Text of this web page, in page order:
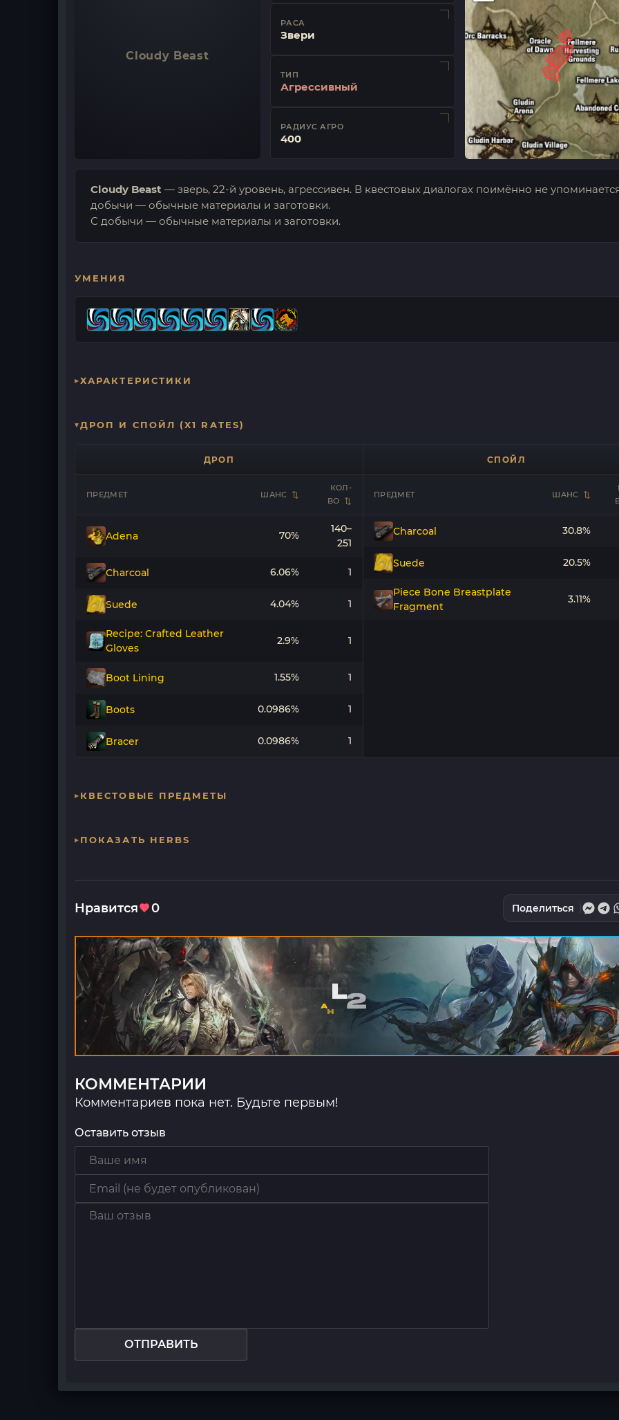
Cloudy Beast
РАСА
Звери
ТИП
Агрессивный
РАДИУС АГРО
400
Cloudy Beast — зверь, 22-й уровень, агрессивен. В квестовых диалогах поимённо не
добычи — обычные материалы и заготовки.
С добычи — обычные материалы и заготовки.
УМЕНИЯ
ХАРАКТЕРИСТИКИ
ДРОП И СПОЙЛ (X1 RATES)
ДРОП
ПРЕДМЕТ ШАНС
КОЛ-
ВО
Adena 70%
140–
251
Charcoal 6.06% 1
Suede 4.04% 1
Recipe: Crafted Leather
Gloves
2.9% 1
Boot Lining 1.55% 1
Boots 0.0986% 1
Bracer 0.0986% 1
СПОЙЛ
ПРЕДМЕТ ШАНС
Charcoal 30.8%
Suede 20.5%
Piece Bone Breastplate
Fragment
3.11%
КВЕСТОВЫЕ ПРЕДМЕТЫ
ПОКАЗАТЬ HERBS
Нравится 0 Поделиться
КОММЕНТАРИИ
Комментариев пока нет. Будьте первым!
Оставить отзыв
ОТПРАВИТЬ